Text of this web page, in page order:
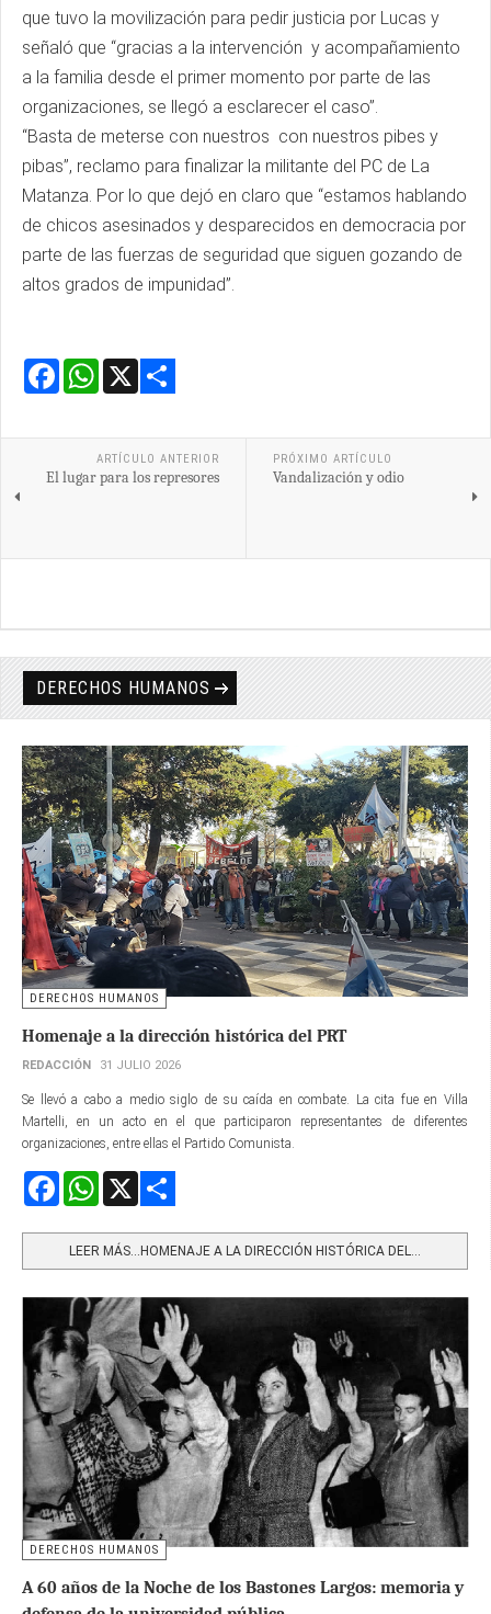
que tuvo la movilización para pedir justicia por Lucas y
señaló que “gracias a la intervención y acompañamiento
a la familia desde el primer momento por parte de las
organizaciones, se llegó a esclarecer el caso”.
“Basta de meterse con nuestros con nuestros pibes y
pibas”, reclamo para finalizar la militante del PC de La
Matanza. Por lo que dejó en claro que “estamos hablando
de chicos asesinados y desparecidos en democracia por
parte de las fuerzas de seguridad que siguen gozando de
altos grados de impunidad”.
Facebook
WhatsApp
ARTÍCULO ANTERIOR
El lugar para los represores
PRÓXIMO ARTÍCULO
Vandalización y odio
DERECHOS HUMANOS
DERECHOS HUMANOS
Homenaje a la dirección histórica del PRT
REDACCIÓN 31 JULIO 2026
Se llevó a cabo a medio siglo de su caída en combate. La cita fue en Villa
Martelli, en un acto en el que participaron representantes de diferentes
organizaciones, entre ellas el Partido Comunista.
FacebookWhatsApp
LEER MÁS…HOMENAJE A LA DIRECCIÓN HISTÓRICA DEL...
DERECHOS HUMANOS
A 60 años de la Noche de los Bastones Largos: memoria y